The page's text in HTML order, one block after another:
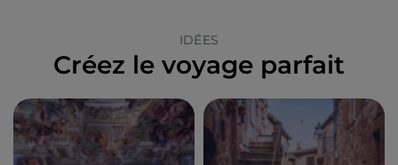
IDÉES
Créez le voyage parfait